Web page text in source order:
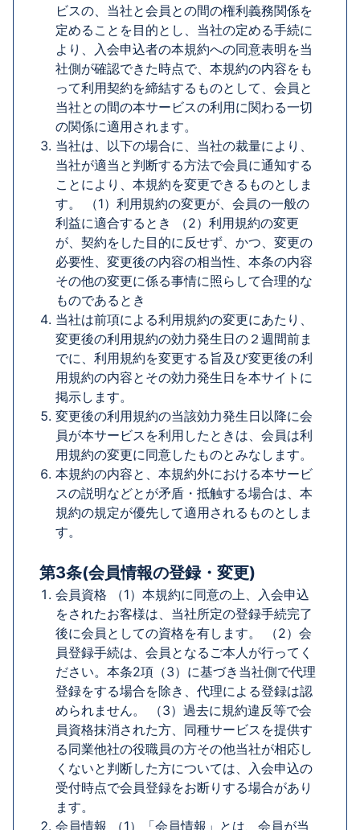
ビスの、当社と会員との間の権利義務関係を
定めることを目的とし、当社の定める手続に
より、入会申込者の本規約への同意表明を当
社側が確認できた時点で、本規約の内容をも
って利用契約を締結するものとして、会員と
当社との間の本サービスの利用に関わる一切
の関係に適用されます。
当社は、以下の場合に、当社の裁量により、
当社が適当と判断する方法で会員に通知する
ことにより、本規約を変更できるものとしま
す。 （1）利用規約の変更が、会員の一般の
利益に適合するとき （2）利用規約の変更
が、契約をした目的に反せず、かつ、変更の
必要性、変更後の内容の相当性、本条の内容
その他の変更に係る事情に照らして合理的な
ものであるとき
当社は前項による利用規約の変更にあたり、
変更後の利用規約の効力発生日の２週間前ま
でに、利用規約を変更する旨及び変更後の利
用規約の内容とその効力発生日を本サイトに
掲示します。
変更後の利用規約の当該効力発生日以降に会
員が本サービスを利用したときは、会員は利
用規約の変更に同意したものとみなします。
本規約の内容と、本規約外における本サービ
スの説明などとが矛盾・抵触する場合は、本
規約の規定が優先して適用されるものとしま
す。
第3条(会員情報の登録・変更)
会員資格 （1）本規約に同意の上、入会申込
をされたお客様は、当社所定の登録手続完了
後に会員としての資格を有します。 （2）会
員登録手続は、会員となるご本人が行ってく
ださい。本条2項（3）に基づき当社側で代理
登録をする場合を除き、代理による登録は認
められません。 （3）過去に規約違反等で会
員資格抹消された方、同種サービスを提供す
る同業他社の役職員の方その他当社が相応し
くないと判断した方については、入会申込の
受付時点で会員登録をお断りする場合があり
ます。
会員情報 （1）「会員情報」とは、会員が当